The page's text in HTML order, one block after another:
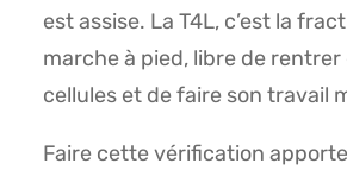
est assise. La T4L, c’est la
marche à pied, libre de rentrer
cellules et de faire son travail
Faire cette vérification